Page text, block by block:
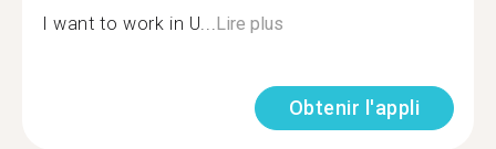
I want to work in U...Lire plus
Obtenir l'appli